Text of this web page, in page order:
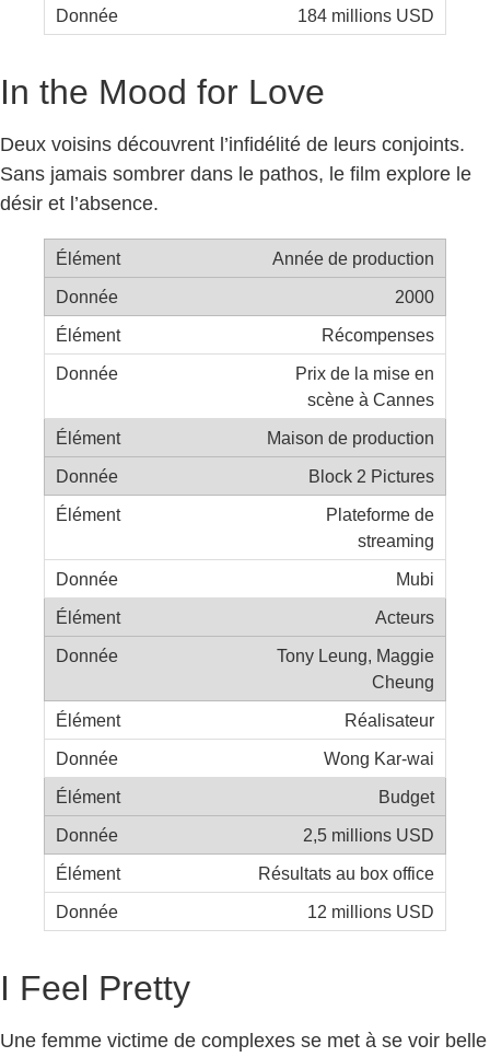
184 millions USD
In the Mood for Love
Deux voisins découvrent l’infidélité de leurs conjoints.
Sans jamais sombrer dans le pathos, le film explore le
désir et l’absence.
Année de production
2000
Récompenses
Prix de la mise en
scène à Cannes
Maison de production
Block 2 Pictures
Plateforme de
streaming
Mubi
Acteurs
Tony Leung, Maggie
Cheung
Réalisateur
Wong Kar-wai
Budget
2,5 millions USD
Résultats au box office
12 millions USD
I Feel Pretty
Une femme victime de complexes se met à se voir belle